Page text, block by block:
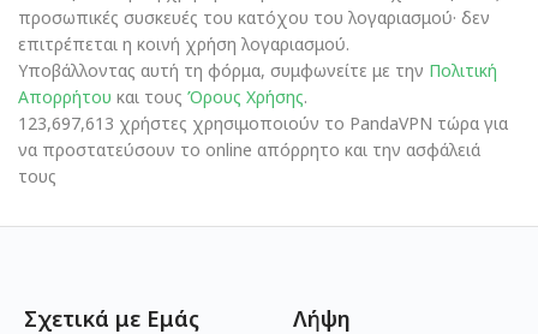
προσωπικές συσκευές του κατόχου του λογαριασμού· δεν
επιτρέπεται η κοινή χρήση λογαριασμού.
Υποβάλλοντας αυτή τη φόρμα, συμφωνείτε με την Πολιτική
Απορρήτου και τους Όρους Χρήσης.
123,697,613 χρήστες χρησιμοποιούν το PandaVPN τώρα για
να προστατεύσουν το online απόρρητο και την ασφάλειά
τους
Σχετικά με Εμάς Λήψη